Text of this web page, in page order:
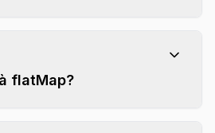
flatMap?